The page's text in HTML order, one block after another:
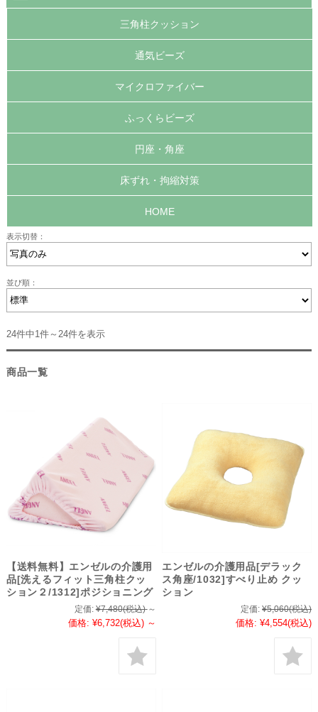
三角柱クッション
通気ビーズ
マイクロファイバー
ふっくらビーズ
円座・角座
床ずれ・拘縮対策
HOME
表示切替：
並び順：
24件中1件～24件を表示
商品一覧
【送料無料】エンゼルの介護用
品[洗えるフィット三角柱クッ
ション２/1312]ポジショニング
定価: ¥7,480(税込) ～
価格: ¥6,732(税込) ～
エンゼルの介護用品[デラック
ス角座/1032]すべり止め クッ
ション
定価: ¥5,060(税込)
価格: ¥4,554(税込)